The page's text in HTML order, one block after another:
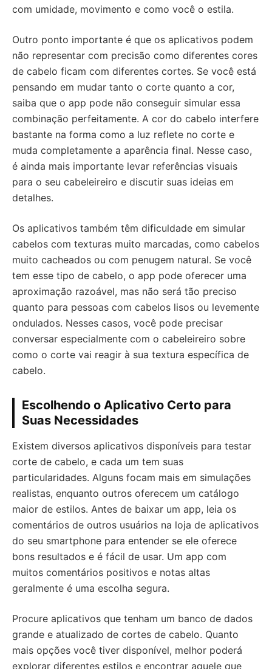
com umidade, movimento e como você o estila.
Outro ponto importante é que os aplicativos podem
não representar com precisão como diferentes cores
de cabelo ficam com diferentes cortes. Se você está
pensando em mudar tanto o corte quanto a cor,
saiba que o app pode não conseguir simular essa
combinação perfeitamente. A cor do cabelo interfere
bastante na forma como a luz reflete no corte e
muda completamente a aparência final. Nesse caso,
é ainda mais importante levar referências visuais
para o seu cabeleireiro e discutir suas ideias em
detalhes.
Os aplicativos também têm dificuldade em simular
cabelos com texturas muito marcadas, como cabelos
muito cacheados ou com penugem natural. Se você
tem esse tipo de cabelo, o app pode oferecer uma
aproximação razoável, mas não será tão preciso
quanto para pessoas com cabelos lisos ou levemente
ondulados. Nesses casos, você pode precisar
conversar especialmente com o cabeleireiro sobre
como o corte vai reagir à sua textura específica de
cabelo.
Escolhendo o Aplicativo Certo para
Suas Necessidades
Existem diversos aplicativos disponíveis para testar
corte de cabelo, e cada um tem suas
particularidades. Alguns focam mais em simulações
realistas, enquanto outros oferecem um catálogo
maior de estilos. Antes de baixar um app, leia os
comentários de outros usuários na loja de aplicativos
do seu smartphone para entender se ele oferece
bons resultados e é fácil de usar. Um app com
muitos comentários positivos e notas altas
geralmente é uma escolha segura.
Procure aplicativos que tenham um banco de dados
grande e atualizado de cortes de cabelo. Quanto
mais opções você tiver disponível, melhor poderá
explorar diferentes estilos e encontrar aquele que